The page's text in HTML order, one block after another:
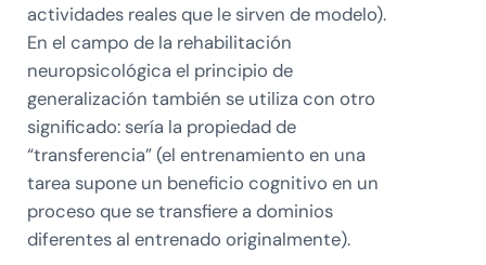
actividades reales que le sirven de modelo).
En el campo de la rehabilitación
neuropsicológica el principio de
generalización también se utiliza con otro
significado: sería la propiedad de
“transferencia” (el entrenamiento en una
tarea supone un beneficio cognitivo en un
proceso que se transfiere a dominios
diferentes al entrenado originalmente).